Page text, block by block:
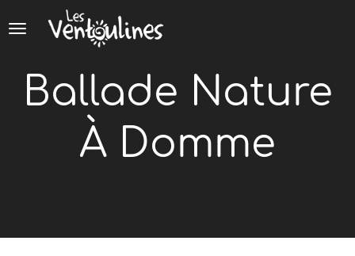
Ballade Nature
À Domme
Panneau de gestion des cookies